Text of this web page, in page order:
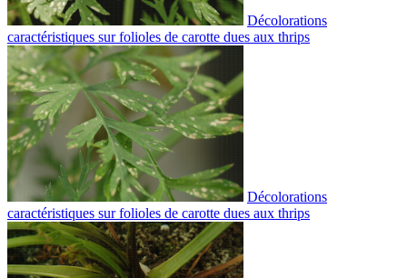
Décolorations
caractéristiques sur folioles de carotte dues aux thrips
Décolorations
caractéristiques sur folioles de carotte dues aux thrips